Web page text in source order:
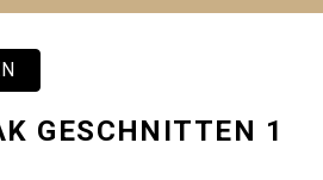
GESCHNITTEN 1